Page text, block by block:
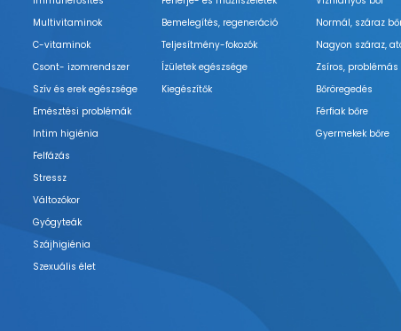
Multivitaminok
C-vitaminok
Csont- izomrendszer
Szív és erek egészsége
Emésztési problémák
Intim higiénia
Felfázás
Stressz
Változókor
Gyógyteák
Szájhigiénia
Szexuális élet
Bemelegítés, regeneráció
Teljesítmény-fokozók
Ízületek egészsége
Kiegészítők
Normál, száraz
Nagyon száraz,
Zsíros, problémás
Bőröregedés
Férfiak bőre
Gyermekek bőre